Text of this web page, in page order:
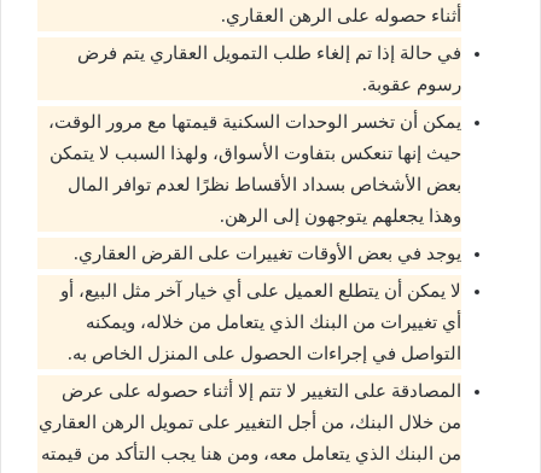
أثناء حصوله على الرهن العقاري.
في حالة إذا تم إلغاء طلب التمويل العقاري يتم فرض
رسوم عقوبة.
يمكن أن تخسر الوحدات السكنية قيمتها مع مرور الوقت،
حيث إنها تنعكس بتفاوت الأسواق، ولهذا السبب لا يتمكن
بعض الأشخاص بسداد الأقساط نظرًا لعدم توافر المال
وهذا يجعلهم يتوجهون إلى الرهن.
يوجد في بعض الأوقات تغييرات على القرض العقاري.
لا يمكن أن يتطلع العميل على أي خيار آخر مثل البيع، أو
أي تغييرات من البنك الذي يتعامل من خلاله، ويمكنه
التواصل في إجراءات الحصول على المنزل الخاص به.
المصادقة على التغيير لا تتم إلا أثناء حصوله على عرض
من خلال البنك، من أجل التغيير على تمويل الرهن العقاري
من البنك الذي يتعامل معه، ومن هنا يجب التأكد من قيمته